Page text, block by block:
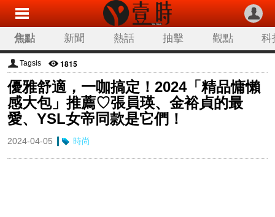
焦點 新聞 熱話 抽擊 觀點 科
Tagsis 1815
優雅舒適，一咖搞定！2024「精品慵懶
感大包」推薦♡張員瑛、金裕貞的最
愛、YSL女帝同款是它們！
2024-04-05 時尚